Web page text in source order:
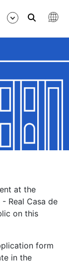
at the
Real Casa de
on this
form
in the